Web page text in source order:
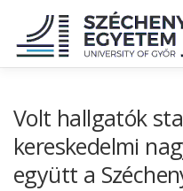
tartalomhoz
DIPLOMAÁTADÓ
Volt hallgatók
kereskedelmi
együtt a